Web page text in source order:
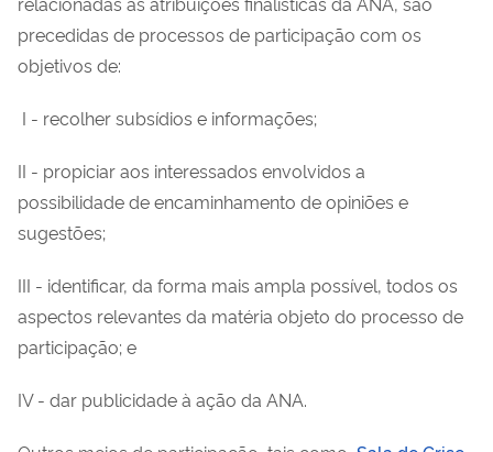
precedidas de processos de participação com os
objetivos de:
I - recolher subsídios e informações;
II - propiciar aos interessados envolvidos a
possibilidade de encaminhamento de opiniões e
sugestões;
III - identificar, da forma mais ampla possível, todos os
aspectos relevantes da matéria objeto do processo de
participação; e
IV - dar publicidade à ação da ANA.